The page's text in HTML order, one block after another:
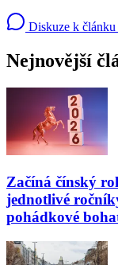
Diskuze k článku
Nejnovější
Začíná čínský
jednotlivé
pohádkové